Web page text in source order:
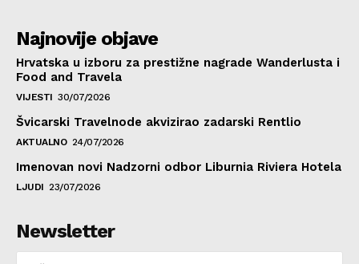
Najnovije objave
Hrvatska u izboru za prestižne nagrade Wanderlusta i
Food and Travela
VIJESTI 30/07/2026
Švicarski Travelnode akvizirao zadarski Rentlio
AKTUALNO 24/07/2026
Imenovan novi Nadzorni odbor Liburnia Riviera Hotela
LJUDI 23/07/2026
Newsletter